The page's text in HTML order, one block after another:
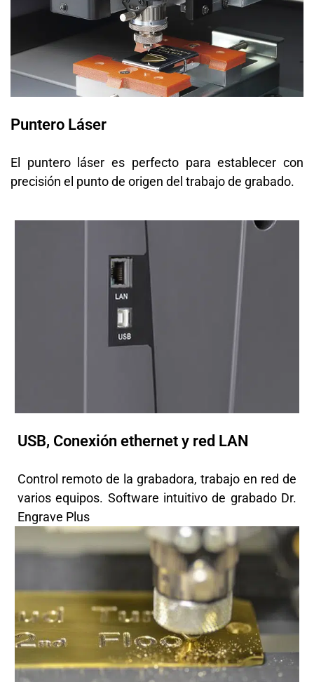
Puntero Láser
El puntero láser es perfecto para establecer con
precisión el punto de origen del trabajo de grabado.
USB, Conexión ethernet y red LAN
Control remoto de la grabadora, trabajo en red de
varios equipos. Software intuitivo de grabado Dr.
Engrave Plus